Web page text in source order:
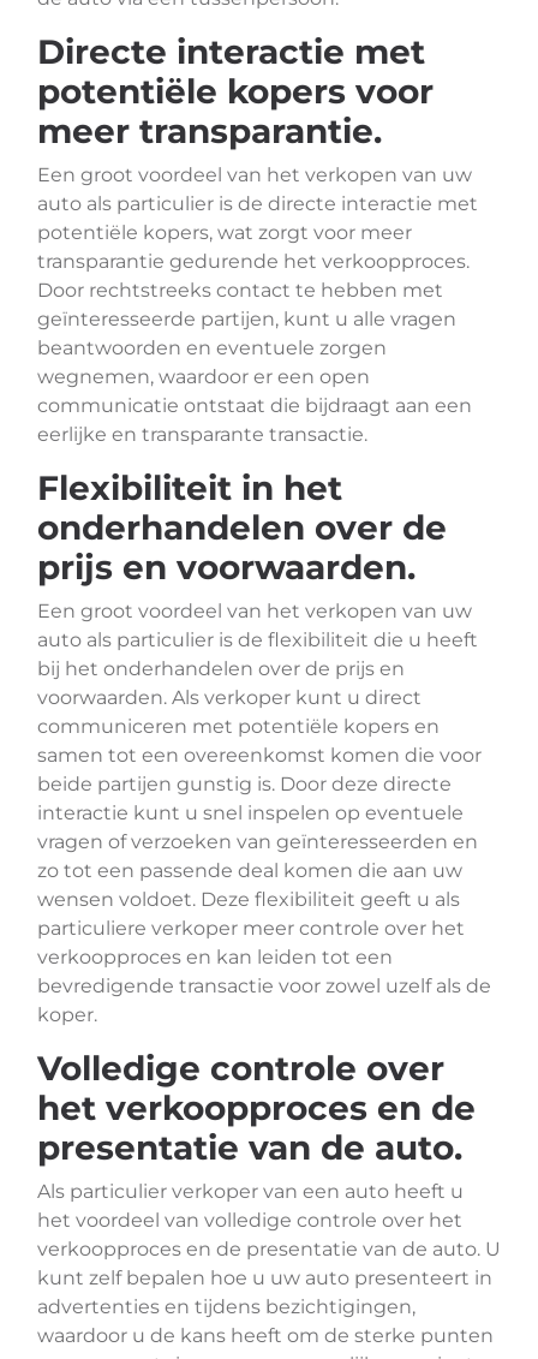
Directe interactie met
potentiële kopers voor
meer transparantie.
Een groot voordeel van het verkopen van uw
auto als particulier is de directe interactie met
potentiële kopers, wat zorgt voor meer
transparantie gedurende het verkoopproces.
Door rechtstreeks contact te hebben met
geïnteresseerde partijen, kunt u alle vragen
beantwoorden en eventuele zorgen
wegnemen, waardoor er een open
communicatie ontstaat die bijdraagt aan een
eerlijke en transparante transactie.
Flexibiliteit in het
onderhandelen over de
prijs en voorwaarden.
Een groot voordeel van het verkopen van uw
auto als particulier is de flexibiliteit die u heeft
bij het onderhandelen over de prijs en
voorwaarden. Als verkoper kunt u direct
communiceren met potentiële kopers en
samen tot een overeenkomst komen die voor
beide partijen gunstig is. Door deze directe
interactie kunt u snel inspelen op eventuele
vragen of verzoeken van geïnteresseerden en
zo tot een passende deal komen die aan uw
wensen voldoet. Deze flexibiliteit geeft u als
particuliere verkoper meer controle over het
verkoopproces en kan leiden tot een
bevredigende transactie voor zowel uzelf als de
koper.
Volledige controle over
het verkoopproces en de
presentatie van de auto.
Als particulier verkoper van een auto heeft u
het voordeel van volledige controle over het
verkoopproces en de presentatie van de auto. U
kunt zelf bepalen hoe u uw auto presenteert in
advertenties en tijdens bezichtigingen,
waardoor u de kans heeft om de sterke punten